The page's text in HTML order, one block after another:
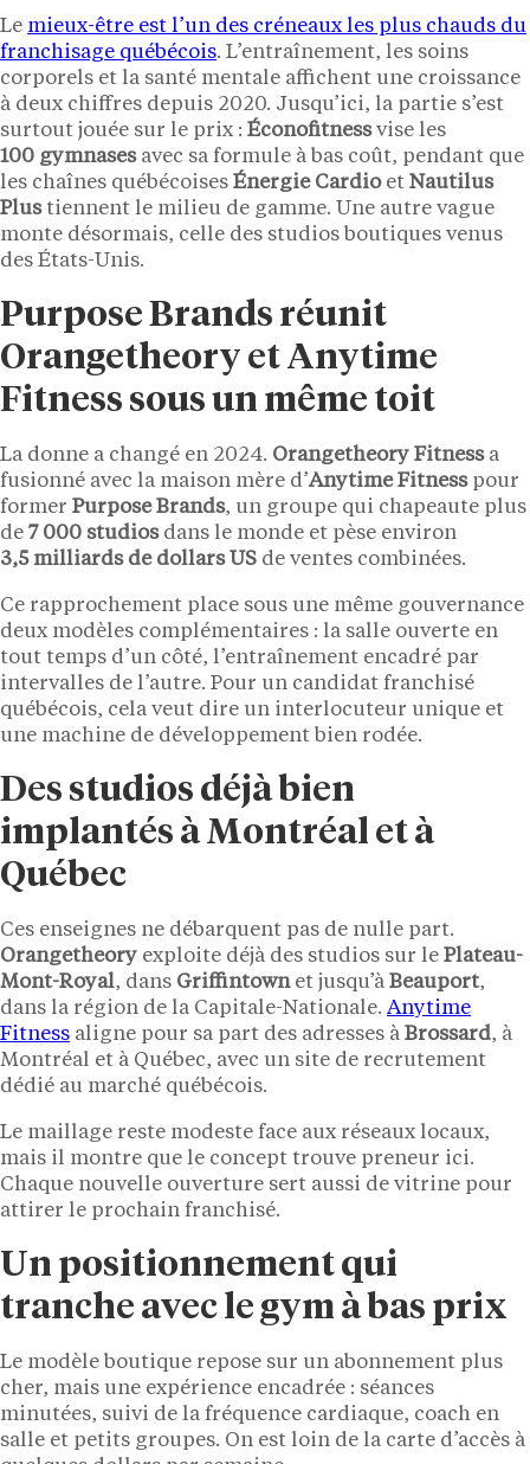
Le mieux-être est l’un des créneaux les plus chauds du
franchisage québécois. L’entraînement, les soins
corporels et la santé mentale affichent une croissance
à deux chiffres depuis 2020. Jusqu’ici, la partie s’est
surtout jouée sur le prix : Éconofitnessvise les
100 gymnasesavec sa formule à bas coût, pendant que
les chaînes québécoises Énergie Cardioet Nautilus
Plustiennent le milieu de gamme. Une autre vague
monte désormais, celle des studios boutiques venus
des États-Unis.
Purpose Brands réunit
Orangetheory et Anytime
Fitness sous un même toit
La donne a changé en 2024. Orangetheory Fitnessa
fusionné avec la maison mère d’Anytime Fitnesspour
former Purpose Brands, un groupe qui chapeaute plus
de 7 000 studiosdans le monde et pèse environ
3,5 milliards de dollars US de ventes combinées.
Ce rapprochement place sous une même gouvernance
deux modèles complémentaires : la salle ouverte en
tout temps d’un côté, l’entraînement encadré par
intervalles de l’autre. Pour un candidat franchisé
québécois, cela veut dire un interlocuteur unique et
une machine de développement bien rodée.
Des studios déjà bien
implantés à Montréal et à
Québec
Ces enseignes ne débarquent pas de nulle part.
Orangetheory exploite déjà des studios sur le Plateau-
Mont-Royal, dans Griffintownet jusqu’à Beauport,
dans la région de la Capitale-Nationale. Anytime
Fitness aligne pour sa part des adresses à Brossard, à
Montréal et à Québec, avec un site de recrutement
dédié au marché québécois.
Le maillage reste modeste face aux réseaux locaux,
mais il montre que le concept trouve preneur ici.
Chaque nouvelle ouverture sert aussi de vitrine pour
attirer le prochain franchisé.
Un positionnement qui
tranche avec le gym à bas prix
Le modèle boutique repose sur un abonnement plus
cher, mais une expérience encadrée : séances
minutées, suivi de la fréquence cardiaque, coach en
salle et petits groupes. On est loin de la carte d’accès à